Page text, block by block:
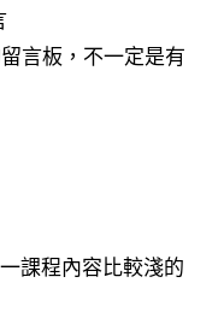
言板，不一定是有
課程內容比較淺的